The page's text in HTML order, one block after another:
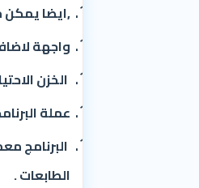
,ايضا يمكن
واجهة
الخزن
عملة
الطابعات .